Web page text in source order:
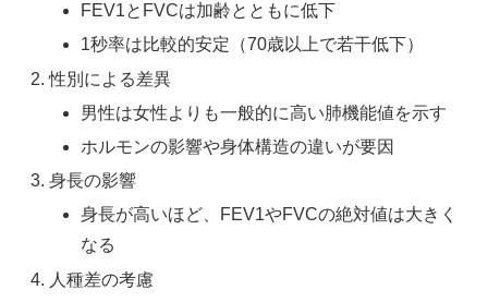
FEV1とFVCは加齢とともに低下
1秒率は比較的安定（70歳以上で若干低下）
性別による差異
男性は女性よりも一般的に高い肺機能値を示す
ホルモンの影響や身体構造の違いが要因
身長の影響
身長が高いほど、FEV1やFVCの絶対値は大きく
なる
人種差の考慮